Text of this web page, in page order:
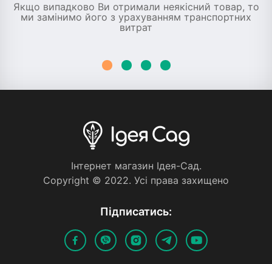
Якщо випадково Ви отримали неякісний товар, то
ми замінимо його з урахуванням транспортних
витрат
Iнтернет магазин Iдея-Сад.
Copyright © 2022. Усi права захищено
Пiдписатись: